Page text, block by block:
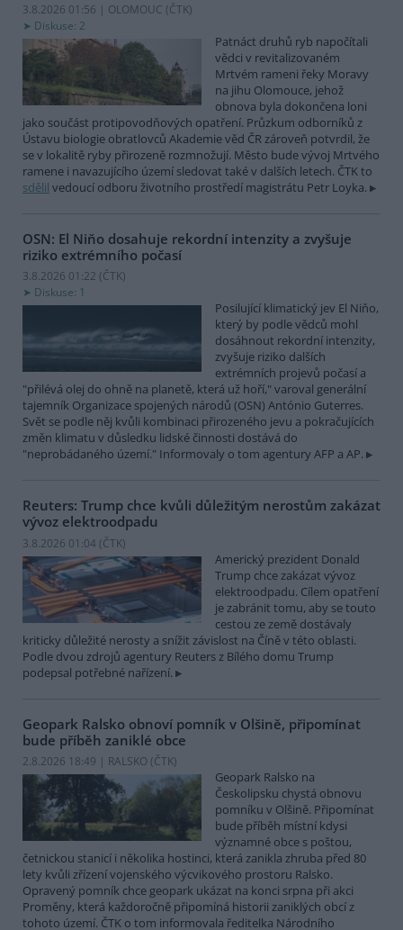
3.8.2026 01:56 | OLOMOUC (ČTK)
Diskuse: 2
Patnáct druhů ryb napočítali
vědci v revitalizovaném
Mrtvém rameni řeky Moravy
na jihu Olomouce, jehož
obnova byla dokončena loni
jako součást protipovodňových opatření. Průzkum odborníků z
Ústavu biologie obratlovců Akademie věd ČR zároveň potvrdil, že
se v lokalitě ryby přirozeně rozmnožují. Město bude vývoj Mrtvého
ramene i navazujícího území sledovat také v dalších letech. ČTK to
sdělil vedoucí odboru životního prostředí magistrátu Petr Loyka.
OSN: El Niňo dosahuje rekordní intenzity a zvyšuje
riziko extrémního počasí
3.8.2026 01:22 (ČTK)
Diskuse: 1
Posilující klimatický jev El Niňo,
který by podle vědců mohl
dosáhnout rekordní intenzity,
zvyšuje riziko dalších
extrémních projevů počasí a
"přilévá olej do ohně na planetě, která už hoří," varoval generální
tajemník Organizace spojených národů (OSN) António Guterres.
Svět se podle něj kvůli kombinaci přirozeného jevu a pokračujících
změn klimatu v důsledku lidské činnosti dostává do
"neprobádaného území." Informovaly o tom agentury AFP a AP.
Reuters: Trump chce kvůli důležitým nerostům zakázat
vývoz elektroodpadu
3.8.2026 01:04 (ČTK)
Americký prezident Donald
Trump chce zakázat vývoz
elektroodpadu. Cílem opatření
je zabránit tomu, aby se touto
cestou ze země dostávaly
kriticky důležité nerosty a snížit závislost na Číně v této oblasti.
Podle dvou zdrojů agentury Reuters z Bílého domu Trump
podepsal potřebné nařízení.
Geopark Ralsko obnoví pomník v Olšině, připomínat
bude příběh zaniklé obce
2.8.2026 18:49 | RALSKO (ČTK)
Geopark Ralsko na
Českolipsku chystá obnovu
pomníku v Olšině. Připomínat
bude příběh místní kdysi
významné obce s poštou,
četnickou stanicí i několika hostinci, která zanikla zhruba před 80
lety kvůli zřízení vojenského výcvikového prostoru Ralsko.
Opravený pomník chce geopark ukázat na konci srpna při akci
Proměny, která každoročně připomíná historii zaniklých obcí z
tohoto území. ČTK o tom informovala ředitelka Národního